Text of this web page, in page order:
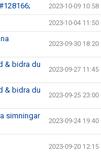
2023-10-09 10:58
2023-10-04 11:50
2023-09-30 18:20
& bidra du
2023-09-27 11:45
& bidra du
2023-09-25 23:00
simningar
2023-09-24 19:40
2023-09-20 12:15